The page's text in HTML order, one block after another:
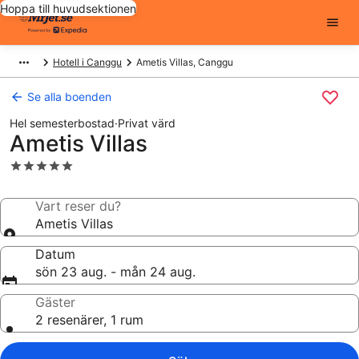
Hoppa till huvudsektionen
Hotell i Canggu Ametis Villas, Canggu
Se alla boenden
Hel semesterbostad·Privat värd
Ametis Villas
5.0-
boendeVart reser du?
Ametis Villas
Datum
sön 23 aug. - mån 24 aug.
Gäster
2 resenärer, 1 rum